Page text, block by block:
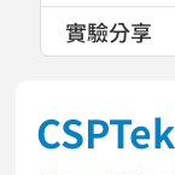
實驗分享